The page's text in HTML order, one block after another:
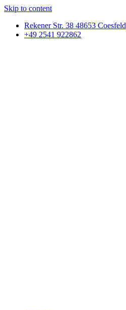
Skip to content
Rekener Str. 38 48653 Coesfeld
+49 2541 922862